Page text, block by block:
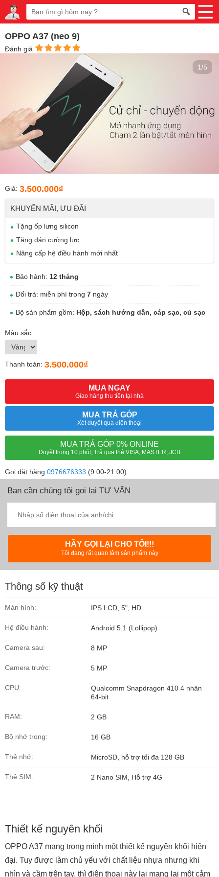
OPPO A37 (neo 9)
Đánh giá
1/5
Giá: 3.500.000₫
KHUYẾN MÃI, ƯU ĐÃI
Tặng ốp lưng silicon
Tặng dán cường lực
Nâng cấp hệ điều hành mới nhất
Bảo hành: 12 tháng
Đổi trả: miễn phí trong 7 ngày
Bộ sản phẩm gồm: Hộp, sách hướng dẫn, cáp sạc, củ sạc
Màu sắc:
Thanh toán: 3.500.000₫
MUA NGAY
Giao hàng thu tiền tại nhà
MUA TRẢ GÓP
Xét duyệt qua điện thoại
MUA TRẢ GÓP 0% ONLINE
Duyệt trong 10 phút, Trả qua thẻ VISA, MASTER, JCB
Gọi đặt hàng 0976676333 (9:00-21:00)
Bạn cần chúng tôi gọi lại TƯ VẤN
HÃY GỌI LẠI CHO TÔI!!!
Tôi đang rất quan tâm sản phẩm này
Thông số kỹ thuật
Màn hình: IPS LCD, 5", HD
Hệ điều hành: Android 5.1 (Lollipop)
Camera sau: 8 MP
Camera trước: 5 MP
CPU:
Qualcomm Snapdragon 410 4 nhân
64-bit
RAM: 2 GB
Bộ nhớ trong: 16 GB
Thẻ nhớ: MicroSD, hỗ trợ tối đa 128 GB
Thẻ SIM: 2 Nano SIM, Hỗ trợ 4G
Thiết kế nguyên khối
OPPO A37 mang trong mình một thiết kế nguyên khối hiện
đại. Tuy được làm chủ yếu với chất liệu nhựa nhưng khi
nhìn và cầm trên tay, thì điện thoại này lại mang lại một cảm